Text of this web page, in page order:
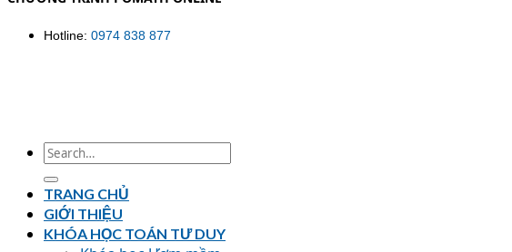
Hotline: 0974 838 877
TRANG CHỦ
GIỚI THIỆU
KHÓA HỌC TOÁN TƯ DUY